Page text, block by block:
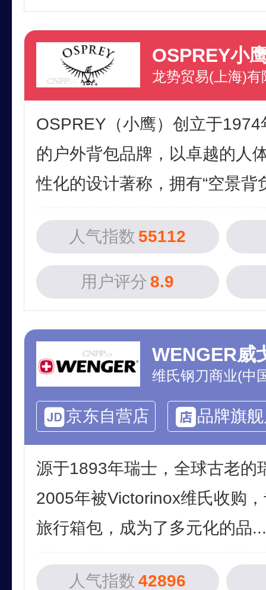
OSPREY小
龙势贸易(上海)有
OSPREY（小鹰）创立于
的户外背包品牌，以卓越的人
性化的设计著称，拥有“空景背
人气指数 55112
用户评分 8.9
WENGER威
维氏钢刀商业(中
京东自营店 品牌旗
源于1893年瑞士，全球古老的
2005年被Victorinox维氏收购
旅行箱包，成为了多元化的品...
人气指数 42896